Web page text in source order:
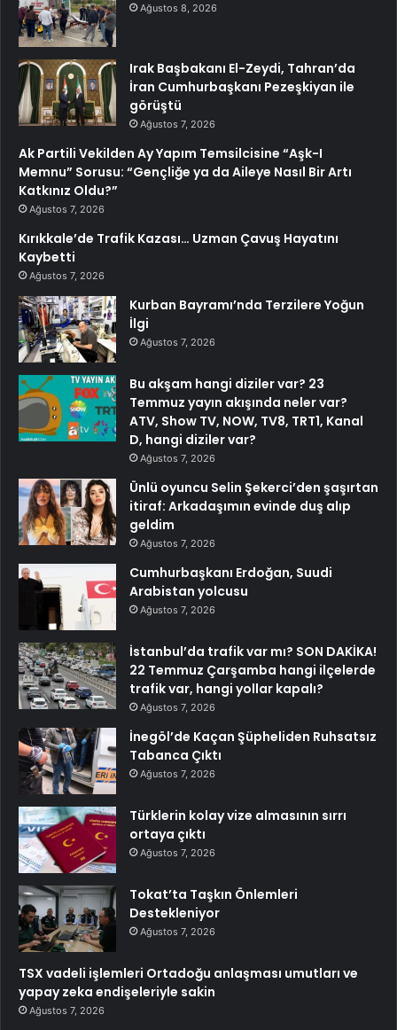
Ağustos 8, 2026
Irak Başbakanı El-Zeydi, Tahran’da
İran Cumhurbaşkanı Pezeşkiyan ile
görüştü
Ağustos 7, 2026
Ak Partili Vekilden Ay Yapım Temsilcisine “Aşk-I
Memnu” Sorusu: “Gençliğe ya da Aileye Nasıl Bir Artı
Katkınız Oldu?”
Ağustos 7, 2026
Kırıkkale’de Trafik Kazası… Uzman Çavuş Hayatını
Kaybetti
Ağustos 7, 2026
Kurban Bayramı’nda Terzilere Yoğun
İlgi
Ağustos 7, 2026
Bu akşam hangi diziler var? 23
Temmuz yayın akışında neler var?
ATV, Show TV, NOW, TV8, TRT1, Kanal
D, hangi diziler var?
Ağustos 7, 2026
Ünlü oyuncu Selin Şekerci’den şaşırtan
itiraf: Arkadaşımın evinde duş alıp
geldim
Ağustos 7, 2026
Cumhurbaşkanı Erdoğan, Suudi
Arabistan yolcusu
Ağustos 7, 2026
İstanbul’da trafik var mı? SON DAKİKA!
22 Temmuz Çarşamba hangi ilçelerde
trafik var, hangi yollar kapalı?
Ağustos 7, 2026
İnegöl’de Kaçan Şüpheliden Ruhsatsız
Tabanca Çıktı
Ağustos 7, 2026
Türklerin kolay vize almasının sırrı
ortaya çıktı
Ağustos 7, 2026
Tokat’ta Taşkın Önlemleri
Destekleniyor
Ağustos 7, 2026
TSX vadeli işlemleri Ortadoğu anlaşması umutları ve
yapay zeka endişeleriyle sakin
Ağustos 7, 2026